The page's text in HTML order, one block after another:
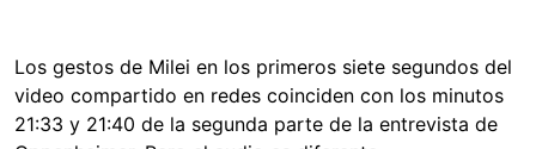
Los gestos de Milei en los primeros siete segundos del
video compartido en redes coinciden con los minutos
21:33 y 21:40 de la segunda parte de la entrevista de